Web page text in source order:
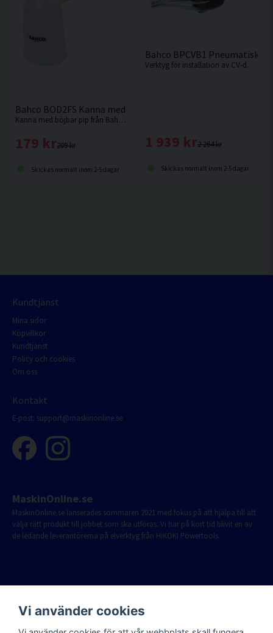
Bahco BOD2FS Kanna med böjbar pip 2L
Kanna med böjbar pip från Bahco. Underbar att använda vid påfyllning av bland annat Olja.
209 kr
179 kr
Skickas normalt inom 2-5 dagar
Bahco BPCVB1 Pneumatiskt
Verktyg för installation av CV-damask på kardanaxel
2 264 kr
1 939 kr
Skickas normalt inom 2-5 dagar
Kundtjänst
Mina sidor
Köpvillkor
Kundtjänst
Policy och cookies
Om oss
Kontakt
E-post: support@maskinonline.se
MaskinOnline.se
MaskinOnline.se lanserades sommaren 2021 med fokus på att hjälpa till att
välja rätt produkt till jobbet som ska utföras. Vi har på kort tid blivit en av
de ledande leverantörerna på elverktyg från HiKOKI Powertools.
Vi använder cookies